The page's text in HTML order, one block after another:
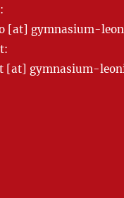
[at] gymnasium-
[at] gymnasium-